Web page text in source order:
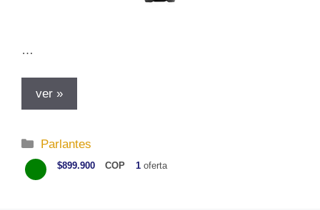
…
ver »
C
a
t
Parlantes
$899.900 COP 1 oferta